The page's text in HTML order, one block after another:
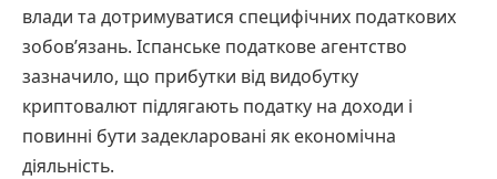
влади та дотримуватися специфічних податкових
зобов’язань. Іспанське податкове агентство
зазначило, що прибутки від видобутку
криптовалют підлягають податку на доходи і
повинні бути задекларовані як економічна
діяльність.